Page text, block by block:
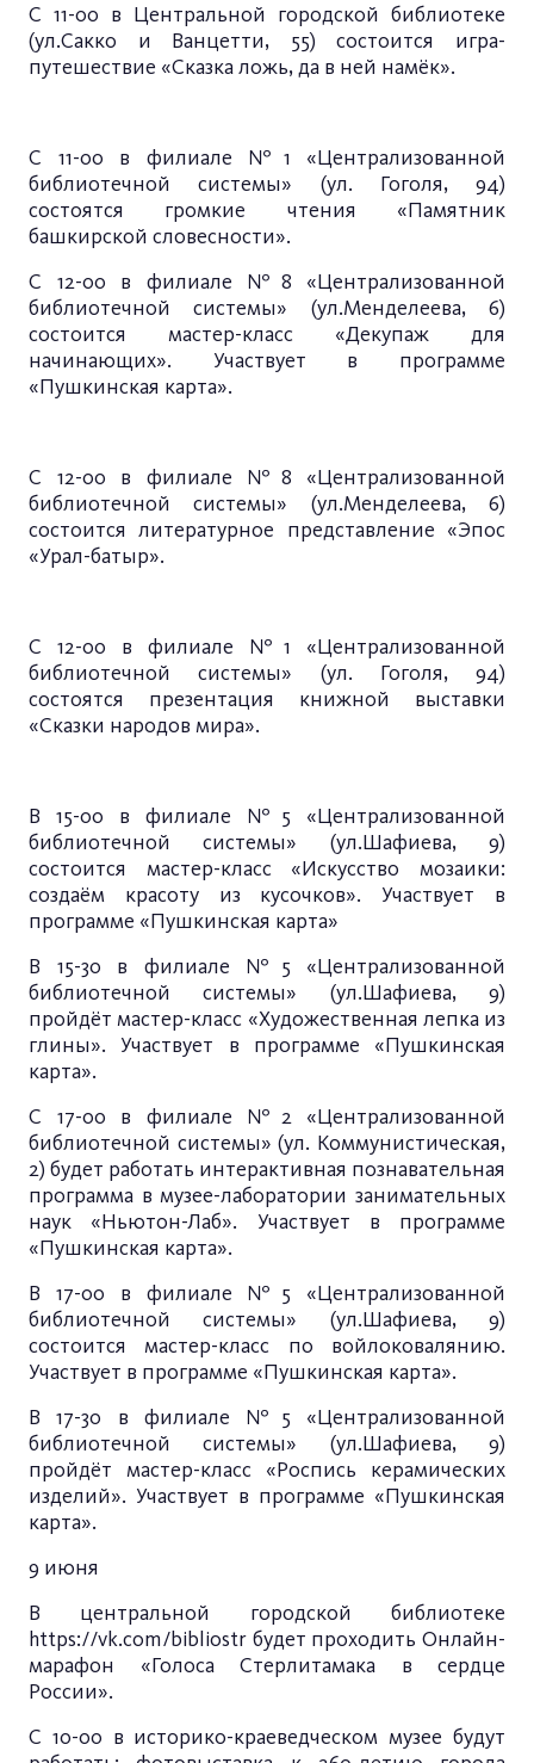
С 11-00 в Центральной городской библиотеке
(ул.Сакко и Ванцетти, 55) состоится игра-
путешествие «Сказка ложь, да в ней намёк».
С 11-00 в филиале №1 «Централизованной
библиотечной системы» (ул. Гоголя, 94)
состоятся громкие чтения «Памятник
башкирской словесности».
С 12-00 в филиале №8 «Централизованной
библиотечной системы» (ул.Менделеева, 6)
состоится мастер-класс «Декупаж для
начинающих». Участвует в программе
«Пушкинская карта».
С 12-00 в филиале №8 «Централизованной
библиотечной системы» (ул.Менделеева, 6)
состоится литературное представление «Эпос
«Урал-батыр».
С 12-00 в филиале №1 «Централизованной
библиотечной системы» (ул. Гоголя, 94)
состоятся презентация книжной выставки
«Сказки народов мира».
В 15-00 в филиале №5 «Централизованной
библиотечной системы» (ул.Шафиева, 9)
состоится мастер-класс «Искусство мозаики:
создаём красоту из кусочков». Участвует в
программе «Пушкинская карта»
В 15-30 в филиале №5 «Централизованной
библиотечной системы» (ул.Шафиева, 9)
пройдёт мастер-класс «Художественная лепка из
глины». Участвует в программе «Пушкинская
карта».
С 17-00 в филиале №2 «Централизованной
библиотечной системы» (ул. Коммунистическая,
2) будет работать интерактивная познавательная
программа в музее-лаборатории занимательных
наук «Ньютон-Лаб». Участвует в программе
«Пушкинская карта».
В 17-00 в филиале №5 «Централизованной
библиотечной системы» (ул.Шафиева, 9)
состоится мастер-класс по войлоковалянию.
Участвует в программе «Пушкинская карта».
В 17-30 в филиале №5 «Централизованной
библиотечной системы» (ул.Шафиева, 9)
пройдёт мастер-класс «Роспись керамических
изделий». Участвует в программе «Пушкинская
карта».
9 июня
В центральной городской библиотеке
https://vk.com/bibliostr будет проходить Онлайн-
марафон «Голоса Стерлитамака в сердце
России».
С 10-00 в историко-краеведческом музее будут